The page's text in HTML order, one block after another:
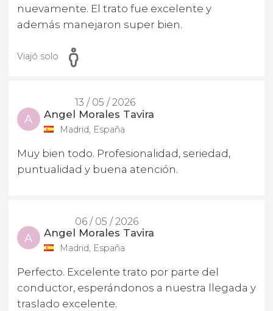
nuevamente. El trato fue excelente y
además manejaron super bien.
Viajó solo
13 / 05 / 2026
A Angel Morales Tavira
Madrid, España
Muy bien todo. Profesionalidad, seriedad,
puntualidad y buena atención.
06 / 05 / 2026
A Angel Morales Tavira
Madrid, España
Perfecto. Excelente trato por parte del
conductor, esperándonos a nuestra llegada y
traslado excelente.